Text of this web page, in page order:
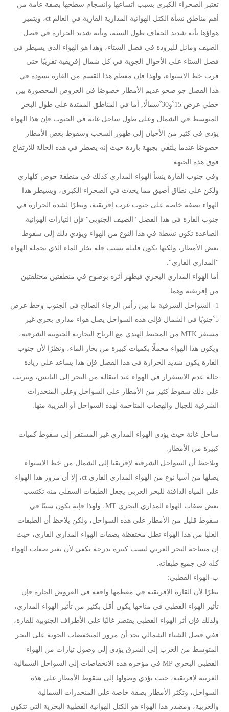
تعتبر الصحراء الكبرى بسبب اتساعها وانسجام سطحها بصفة عامة من
أهم مناطق نشأة الكتل الهوائية المدارية القارية في العالم ct، ويتميز
هواؤها بأنه شديد الجفاف طول السنة، وبأنه شديد الحرارة في فصل
الصيف ومائل للبرودة في فصل الشتاء، وهذا هو الهواء الذي يسيطر في
فصل الشتاء على الأحوال الجوية في كل شمال إفريقية تقريبًا حتى
قرب خط الاستواء، ولهذا فإن معظم هذا القسم من القارة يسوده في
هذا الفصل جو صحو عديم الأمطار خصوصًا في العروض المحصورة بين
خطي عرض 15 ْو30 ْشمالًا, أما في المناطق الممتدة على طول البحر
المتوسط في الشمال وعلى طول ساحل غانة في الجنوب فإن هذا الهواء
يؤدي في كثير من الأحيان إلى ظهور السحب وسقوط بعض الأمطار
خصوصًا عندما يلتقي بجبهة باردة حيث إنه يضطر في هذه الحالة للارتفاع
فوق هذه الجبهة.
وفي جنوب القارة ينشأ الهواء المداري كذلك في منطقة حوض كلهاري
ولكن على نطاق أضيق مما يحدث في الصحراء الكبرى، ويسيطر هذا
الهواء بصفة خاصة على جنوب غرب إفريقية، ونظرًا لشدة الحرارة في
جنوب القارة في هذا الفصل "الصيف الجنوبي" فإن التيارات الهوائية
الصاعدة تكون نشطة في هذا النوع من الهواء ويؤدي ذلك إلى سقوط
بعض الأمطار، ولكنها تكون قليلة بسبب قلة بخار الماء الذي يحمله الهواء
"المداري القاري".
أما الهواء المداري البحري فيظهر أثره بوضوح في منطقتين مختلفتين
من إفريقية وهما:
1- السواحل الشرقية ما بين رأس الرجاء الصالح في الجنوب وخط عرض
5 ْجنوبًا في الشمال فإلى هذه السواحل يصل هواء مداري بحري غير
مستقر MTK من المحيط الهندي مع الرياح التجارية الجنوبية الشرقية،
ويكون هذا الهواء محملًا بكميات كبيرة من بخار الماء، ونظرًا لأن جنوب
القارة يكون شديد الحرارة في هذا الفصل فإن هذا يساعد على زيادة
حالة عدم الاستقرار في الهواء عند انتقاله من البحر إلى اليابس، ويترتب
على ذلك سقوط كثير من الأمطار على السواحل وعلى المنحدرات
الشرقية للجبال والهضاب المتاخمة لهذه السواحل أو القريبة منها.
ساحل غانة حيث يؤدي الهواء المداري غير المستقر إلى سقوط كميات
كبيرة من الأمطار.
ويلاحظ أن السواحل الشرقية لإفريقيا إلى الشمال من خط الاستواء
يصلها من آسيا نوع من الهواء المداري القاري ct، إلا أن مرور هذا الهواء
على المياه الدافئة للبحر العربي يجعل الطبقات السفلى منه تكتسب
بعض صفات الهواء المداري البحري MT، ولهذا فإنه يكون سببًا في
سقوط قليل من الأمطار على هذه السواحل، ولكن يلاحظ أن الطبقات
العليا من هذا الهواء تظل محتفظة بصفات الهواء المداري القاري، حيث
إن مساحة البحر العربي ليست كبيرة بدرجة تكفي لأن تغير صفات الهواء
كله في جميع طبقاته.
ب-الهواء القطبي:
نظرًا لأن القارة الإفريقية في معظمها واقعة في العروض الحارة فإن
تأثير الهواء القطبي في مناخها يكون أقل بكثير من تأثير الهواء المداري،
ولذلك فإن أثر الهواء القطبي يقتصر غالبًا على الأطراف الجنوبية للقارة،
ففي فصل الشتاء الشمالي نجد أن مرور المنخفضات الجوية على البحر
المتوسط من الغرب إلى الشرق يؤدي إلى وصول تيارات من الهواء
القطبي البحري MP في مؤخره هذه الانخفاضات إلى السواحل الشمالية
الغربية لإفريقية، حيث يؤدي وصولها إلى سقوط الأمطار على هذه
السواحل، وتكثر الأمطار بصفة خاصة على المنحدرات الشمالية
والغربية، ومصدر هذا الهواء هو الكتل الهوائية القطبية البحرية التي تتكون